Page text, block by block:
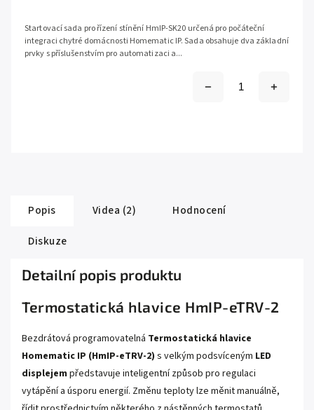
Startovací sada pro řízení stínění HmIP-SK20 určená pro počáteční
integraci chytré domácnosti Homematic IP. Sada obsahuje dva základní
prvky s příslušenstvím pro automatizaci a...
Popis Videa (2)
Hodnocení
Diskuze
Detailní popis produktu
Termostatická hlavice HmIP-eTRV-2
Bezdrátová programovatelná Termostatická hlavice
Homematic IP (HmIP-eTRV-2) s velkým podsvíceným LED
displejem představuje inteligentní způsob pro regulaci
vytápění a úsporu energií. Změnu teploty lze měnit manuálně,